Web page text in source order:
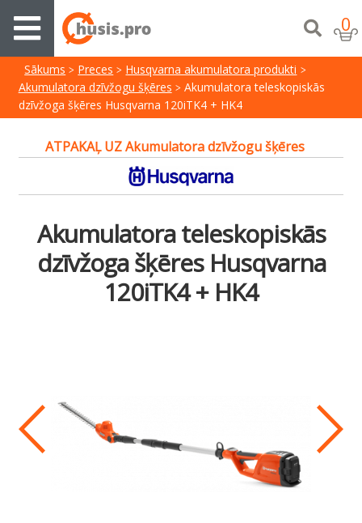
0
Sākums Preces
Husqvarna akumulatora produkti
Akumulatora dzīvžogu šķēres
Akumulatora teleskopiskās
dzīvžoga šķēres Husqvarna 120iTK4 + HK4
ATPAKAĻ UZ Akumulatora dzīvžogu šķēres
Akumulatora teleskopiskās
dzīvžoga šķēres Husqvarna
120iTK4 + HK4